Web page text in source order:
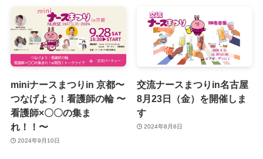
miniナースまつりin 京都〜
つなげよう！看護師の輪 〜
看護師×〇〇の集ま
れ！！〜
2024年9月10日
交流ナースまつりin名古屋
8月23日（金）を開催しま
す
2024年8月6日